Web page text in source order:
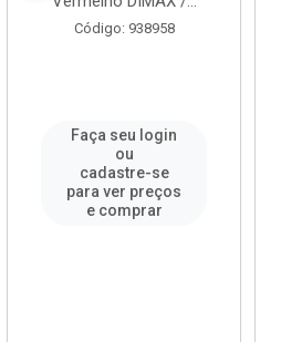
Código: 938958
Faça seu login
ou
cadastre-se
para ver preços
e comprar